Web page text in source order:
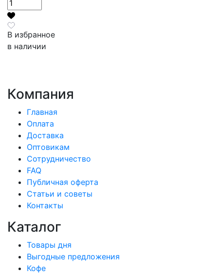
В избранное
в наличии
Компания
Главная
Оплата
Доставка
Оптовикам
Сотрудничество
FAQ
Публичная оферта
Статьи и советы
Контакты
Каталог
Товары дня
Выгодные предложения
Кофе